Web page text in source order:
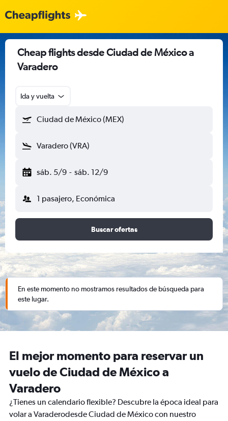
Cheap flights desde Ciudad de México a
Varadero
Ida y vuelta
Ciudad de México (MEX)
Varadero (VRA)
sáb. 5/9 - sáb. 12/9
1 pasajero, Económica
Buscar ofertas
En este momento no mostramos resultados de búsqueda para
este lugar.
El mejor momento para reservar un
vuelo de Ciudad de México a
Varadero
¿Tienes un calendario flexible? Descubre la época ideal para
volar a Varaderodesde Ciudad de México con nuestro